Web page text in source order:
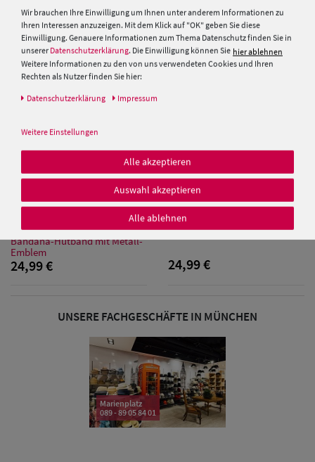
Baseball Caps
29,95 €
19,95 €
19,99 €
Strohhut mit geflochtenem
Bandana-Hutband mit Metall-
Emblem
24,99 €
Chillouts Sommer Strickhut
Bucket Moya Hat
24,99 €
UNSERE FACHGESCHÄFTE IN MÜNCHEN
Marienplatz
089 - 89 05 84 01
Wir brauchen Ihre Einwilligung um Ihnen unter anderem Informationen zu
Ihren Interessen anzuzeigen. Mit dem Klick auf "OK" geben Sie diese
Einwilligung. Genauere Informationen zum Thema Datenschutz finden Sie in
unserer Datenschutzerklärung. Die Einwilligung können Sie hier ablehnen
Weitere Informationen zu den von uns verwendeten Cookies und Ihren
Rechten als Nutzer finden Sie hier:
Daten­schutz­erklärung Impressum
Weitere Einstellungen
Alle akzeptieren
Auswahl akzeptieren
Alle ablehnen